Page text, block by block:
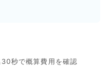
30秒で概算費用を確認